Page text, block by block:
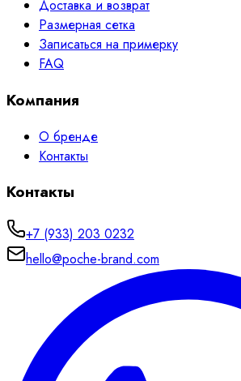
Доставка и возврат
Размерная сетка
Записаться на примерку
FAQ
Компания
О бренде
Контакты
Контакты
+7 (933) 203 0232
hello@poche-brand.com